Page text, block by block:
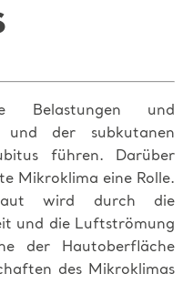
Belastungen und
und der subkutanen
führen. Darüber
Mikroklima eine Rolle.
wird durch die
und die Luftströmung
der Hautoberfläche
des Mikroklimas